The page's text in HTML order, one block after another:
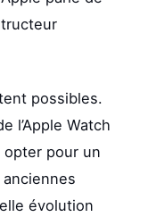
possibles.
l’Apple Watch
pour un
évolution